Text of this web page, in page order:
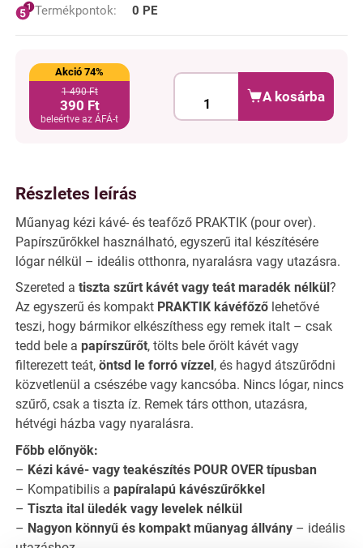
Termékpontok:
0 PE
Akció 74%
1 490 Ft
390 Ft
beleértve az ÁFÁ-t
A kosárba
Részletes leírás
Műanyag kézi kávé- és teafőző PRAKTIK (pour over).
Papírszűrőkkel használható, egyszerű ital készítésére
lógar nélkül – ideális otthonra, nyaralásra vagy utazásra.
Szereted a tiszta szűrt kávét vagy teát maradék nélkül ?
Az egyszerű és kompakt PRAKTIK kávéfőző lehetővé
teszi, hogy bármikor elkészíthess egy remek italt – csak
tedd bele a papírszűrőt, tölts bele őrölt kávét vagy
filterezett teát, öntsd le forró vízzel , és hagyd átszűrődni
közvetlenül a csészébe vagy kancsóba. Nincs lógar, nincs
szűrő, csak a tiszta íz. Remek társ otthon, utazásra,
hétvégi házba vagy nyaralásra.
Főbb előnyök:
– Kézi kávé- vagy teakészítés POUR OVER típusban
– Kompatibilis a papíralapú kávészűrőkkel
– Tiszta ital üledék vagy levelek nélkül
– Nagyon könnyű és kompakt műanyag állvány – ideális